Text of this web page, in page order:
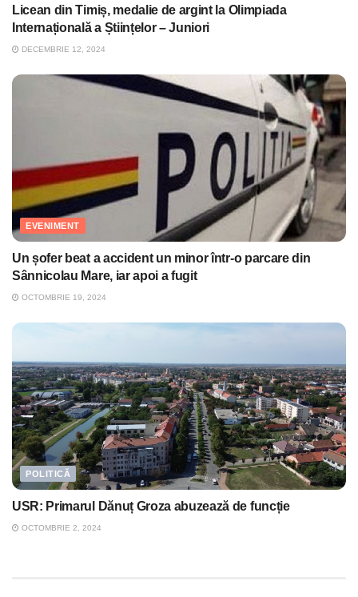
Licean din Timiș, medalie de argint la Olimpiada
Internațională a Științelor – Juniori
DECEMBRIE 12, 2024
EVENIMENT
Un șofer beat a accident un minor într-o parcare din
Sânnicolau Mare, iar apoi a fugit
OCTOMBRIE 19, 2024
POLITICĂ
USR: Primarul Dănuț Groza abuzează de funcție
OCTOMBRIE 2, 2024